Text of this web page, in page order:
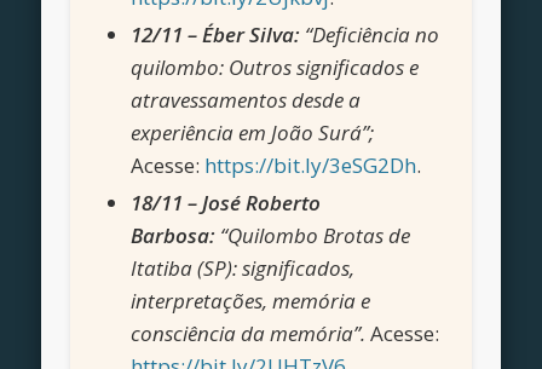
12/11 – Éber Silva: “Deficiência no
quilombo: Outros significados e
atravessamentos desde a
experiência em João Surá”;
Acesse: https://bit.ly/3eSG2Dh.
18/11 – José Roberto
Barbosa: “Quilombo Brotas de
Itatiba (SP): significados,
interpretações, memória e
consciência da memória”. Acesse: